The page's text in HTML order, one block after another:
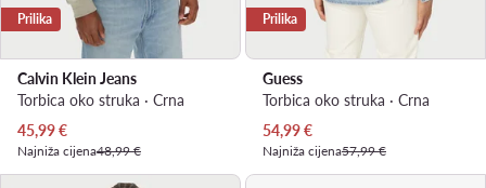
Prilika
Calvin Klein Jeans
Torbica oko struka · Crna
Trenutna cijena
45,99€
Najniža cijena48,99 €
Prilika
Guess
Torbica oko struka · Crna
Trenutna cijena
54,99€
Najniža cijena57,99 €